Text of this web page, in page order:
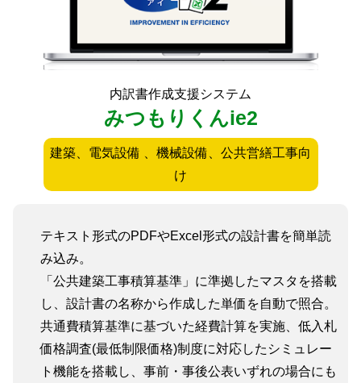
内訳書作成支援システム
みつもりくんie2
建築、電気設備 、機械設備、公共営繕工事向
け
テキスト形式のPDFやExcel形式の設計書を簡単読
み込み。
「公共建築工事積算基準」に準拠したマスタを搭載
し、設計書の名称から作成した単価を自動で照合。
共通費積算基準に基づいた経費計算を実施、低入札
価格調査(最低制限価格)制度に対応したシミュレー
ト機能を搭載し、事前・事後公表いずれの場合にも